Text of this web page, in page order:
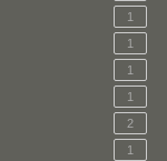
1
1
1
1
2
1